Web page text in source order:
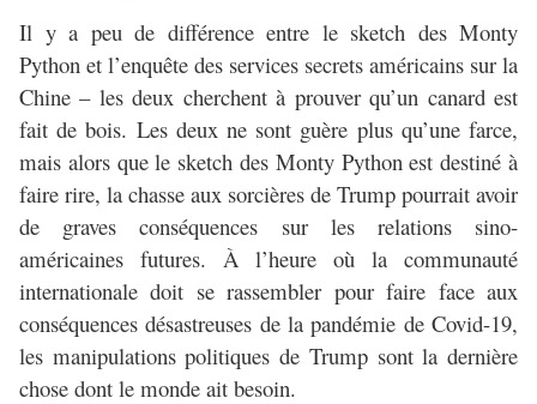
Il y a peu de différence entre le sketch des Monty
Python et l’enquête des services secrets américains sur la
Chine – les deux cherchent à prouver qu’un canard est
fait de bois. Les deux ne sont guère plus qu’une farce,
mais alors que le sketch des Monty Python est destiné à
faire rire, la chasse aux sorcières de Trump pourrait avoir
de graves conséquences sur les relations sino-
américaines futures. À l’heure où la communauté
internationale doit se rassembler pour faire face aux
conséquences désastreuses de la pandémie de Covid-19,
les manipulations politiques de Trump sont la dernière
chose dont le monde ait besoin.